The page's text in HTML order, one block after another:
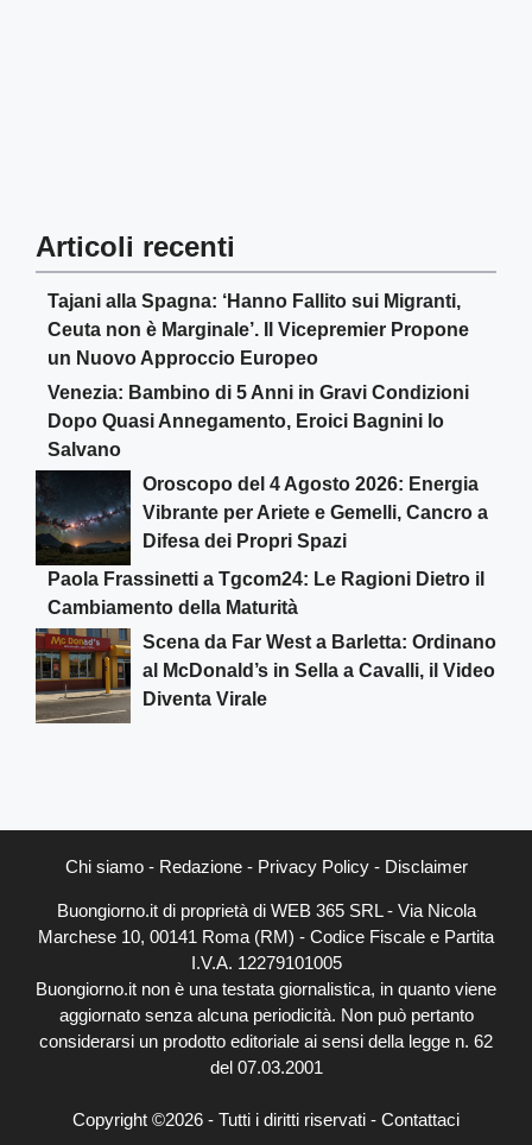
Articoli recenti
Tajani alla Spagna: ‘Hanno Fallito sui Migranti,
Ceuta non è Marginale’. Il Vicepremier Propone
un Nuovo Approccio Europeo
Venezia: Bambino di 5 Anni in Gravi Condizioni
Dopo Quasi Annegamento, Eroici Bagnini lo
Salvano
Oroscopo del 4 Agosto 2026: Energia
Vibrante per Ariete e Gemelli, Cancro a
Difesa dei Propri Spazi
Paola Frassinetti a Tgcom24: Le Ragioni Dietro il
Cambiamento della Maturità
Scena da Far West a Barletta: Ordinano
al McDonald’s in Sella a Cavalli, il Video
Diventa Virale
Chi siamo- Redazione- Privacy Policy- Disclaimer
Buongiorno.it di proprietà di WEB 365 SRL - Via Nicola
Marchese 10, 00141 Roma (RM) - Codice Fiscale e Partita
I.V.A. 12279101005
Buongiorno.it non è una testata giornalistica, in quanto viene
aggiornato senza alcuna periodicità. Non può pertanto
considerarsi un prodotto editoriale ai sensi della legge n. 62
del 07.03.2001
Copyright ©2026 - Tutti i diritti riservati - Contattaci